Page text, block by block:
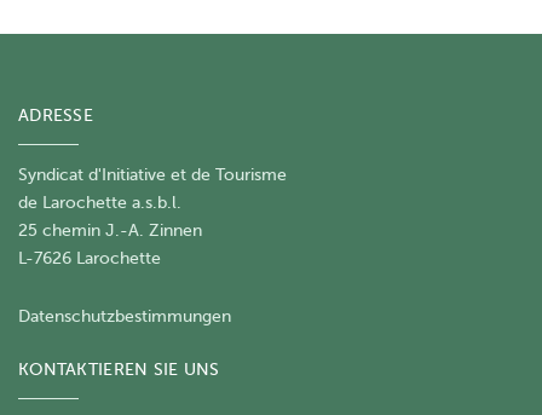
ADRESSE
Syndicat d'Initiative et de Tourisme
de Larochette a.s.b.l.
25 chemin J.-A. Zinnen
L-7626 Larochette
Datenschutzbestimmungen
KONTAKTIEREN SIE UNS